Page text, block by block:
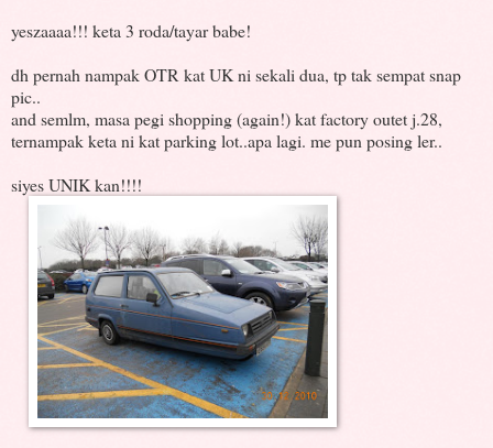
yeszaaaa!!! keta 3 roda/tayar babe!
dh pernah nampak OTR kat UK ni sekali dua, tp tak sempat snap
pic..
and semlm, masa pegi shopping (again!) kat factory outet j.28,
ternampak keta ni kat parking lot..apa lagi. me pun posing ler..
siyes UNIK kan!!!!